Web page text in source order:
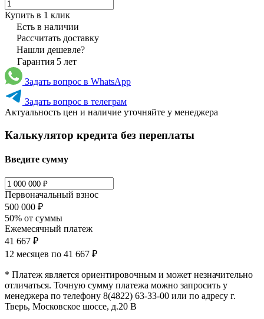
Купить в 1 клик
Есть в наличии
Рассчитать доставку
Нашли дешевле?
Гарантия 5 лет
Задать вопрос в WhatsApp
Задать вопрос в телеграм
Актуальность цен и наличие уточняйте у менеджера
Калькулятор кредита без переплаты
Введите сумму
Первоначальный взнос
500 000 ₽
50% от суммы
Ежемесячный платеж
41 667 ₽
12 месяцев по 41 667 ₽
* Платеж является ориентировочным и может незначительно
отличаться. Точную сумму платежа можно запросить у
менеджера по телефону 8(4822) 63-33-00 или по адресу г.
Тверь, Московское шоссе, д.20 В